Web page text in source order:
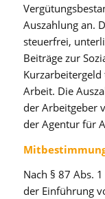
Auszahlung an.
steuerfrei,
Beiträge zur
Arbeit. Die
der Arbeitgeber
der Agentur für
Nach § 87 Abs.
der Einführung